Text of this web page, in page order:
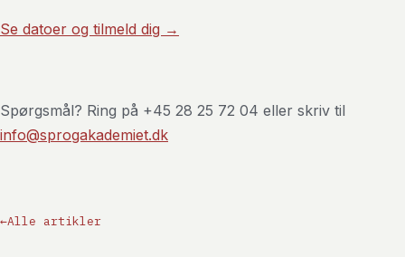
Se datoer og tilmeld dig →
Spørgsmål? Ring på +45 28 25 72 04 eller skriv til
info@sprogakademiet.dk
←Alle artikler